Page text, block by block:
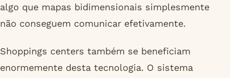
algo que mapas bidimensionais simplesmente
não conseguem comunicar efetivamente.
Shoppings centers também se beneficiam
enormemente desta tecnologia. O sistema